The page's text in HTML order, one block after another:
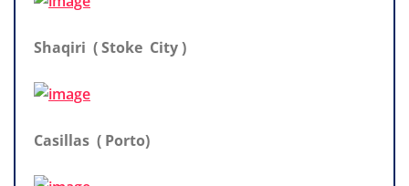
Shaqiri ( Stoke City )
Casillas ( Porto)